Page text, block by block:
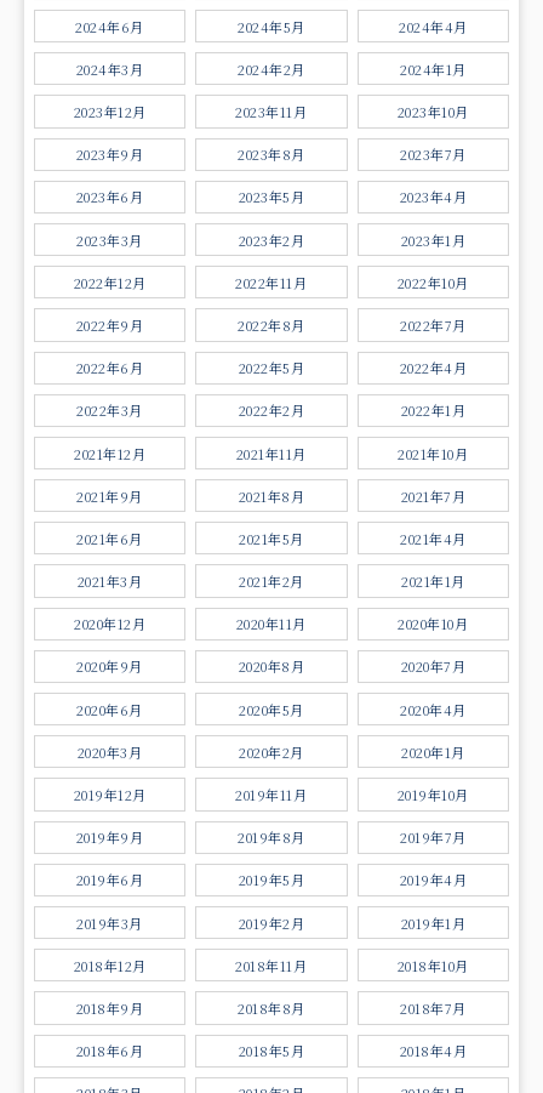
2024年6月 2024年5月 2024年4月
2024年3月 2024年2月 2024年1月
2023年12月 2023年11月 2023年10月
2023年9月 2023年8月 2023年7月
2023年6月 2023年5月 2023年4月
2023年3月 2023年2月 2023年1月
2022年12月 2022年11月 2022年10月
2022年9月 2022年8月 2022年7月
2022年6月 2022年5月 2022年4月
2022年3月 2022年2月 2022年1月
2021年12月 2021年11月 2021年10月
2021年9月 2021年8月 2021年7月
2021年6月 2021年5月 2021年4月
2021年3月 2021年2月 2021年1月
2020年12月 2020年11月 2020年10月
2020年9月 2020年8月 2020年7月
2020年6月 2020年5月 2020年4月
2020年3月 2020年2月 2020年1月
2019年12月 2019年11月 2019年10月
2019年9月 2019年8月 2019年7月
2019年6月 2019年5月 2019年4月
2019年3月 2019年2月 2019年1月
2018年12月 2018年11月 2018年10月
2018年9月 2018年8月 2018年7月
2018年6月 2018年5月 2018年4月